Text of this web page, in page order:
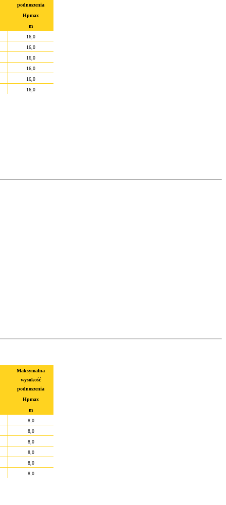
podnoszenia
Hpmax
m
16,0
16,0
16,0
16,0
16,0
16,0
Maksymalna
wysokość
podnoszenia
Hpmax
m
8,0
8,0
8,0
8,0
8,0
8,0